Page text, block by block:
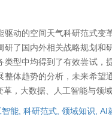
驱动的空间天气科研范式变
研了国内外相关战略规划
类型中均得到了有效尝试
整体趋势的分析，未来希
，大数据、人工智能与领
智能, 科研范式, 领域知识, AI